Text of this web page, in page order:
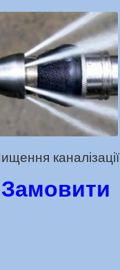
каналізації
Замовити